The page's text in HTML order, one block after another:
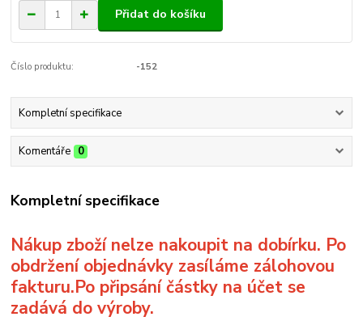
Přidat do košíku
Číslo produktu: -152
Kompletní specifikace
Komentáře 0
Kompletní specifikace
Nákup zboží nelze nakoupit na dobírku. Po
obdržení objednávky zasíláme zálohovou
fakturu.Po připsání částky na účet se
zadává do výroby.